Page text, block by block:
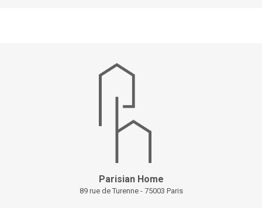
Parisian Home
89 rue de Turenne - 75003 Paris